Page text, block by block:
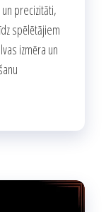
precizitāti,
spēlētājiem
izmēra un